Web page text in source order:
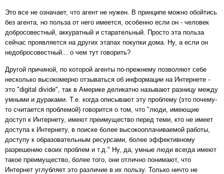
Это все не означает, что агент не нужен. В принципе можно обойтись
без агента, но польза от него имеется, особенно если он - человек
добросовестный, аккуратный и старательный. Просто эта польза
сейчас проявляется на других этапах покупки дома. Ну, а если он
недобросовестный... о чем тут говорить?
Другой причиной, по которой агенты по-прежнему позволяют себе
несколько высокомерно отзываться об информации на Интернете -
это "digital divide", так в Америке деликатно называют разницу между
умными и дураками. Т.е. когда описывают эту проблему (это почему-
то считается проблемой) говорится о том, что "люди, имеющие
доступ к Интернету, имеют преимущество перед теми, кто не имеет
доступа к Интернету, в поиске более высокооплачиваемой работы,
доступу к образовательным ресурсами, более эффективному
разрешению своих проблем и т.д." Ну, да, умные люди всегда имеют
такое преимущество, более того, они отлично понимают, что
Интернет углубляет это различие в их пользу. Только ничто не